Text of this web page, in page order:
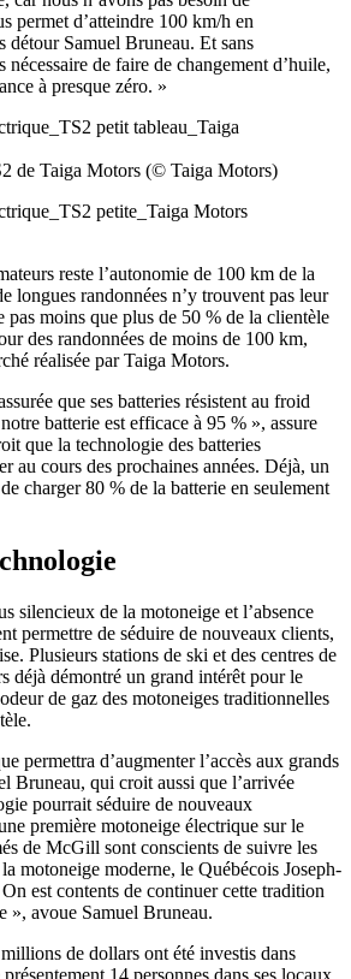
permet d’atteindre 100 km/h en
détour Samuel Bruneau. Et sans
nécessaire de faire de changement d’huile,
à presque zéro. »
de Taiga Motors (© Taiga Motors)
reste l’autonomie de 100 km de la
longues randonnées n’y trouvent pas leur
pas moins que plus de 50 % de la clientèle
des randonnées de moins de 100 km,
réalisée par Taiga Motors.
que ses batteries résistent au froid
batterie est efficace à 95 % », assure
que la technologie des batteries
au cours des prochaines années. Déjà, un
charger 80 % de la batterie en seulement
silencieux de la motoneige et l’absence
permettre de séduire de nouveaux clients,
Plusieurs stations de ski et des centres de
déjà démontré un grand intérêt pour le
de gaz des motoneiges traditionnelles
permettra d’augmenter l’accès aux grands
Bruneau, qui croit aussi que l’arrivée
pourrait séduire de nouveaux
première motoneige électrique sur le
de McGill sont conscients de suivre les
motoneige moderne, le Québécois Joseph-
est contents de continuer cette tradition
», avoue Samuel Bruneau.
de dollars ont été investis dans